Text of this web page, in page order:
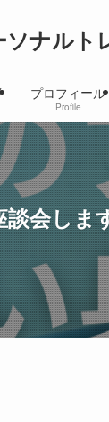
ソナルト
プロフィール
Profile
談会しま